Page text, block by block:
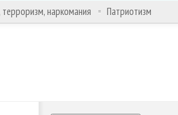
наркомания Патриотизм